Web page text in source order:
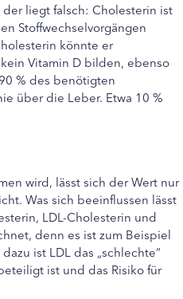
liegt falsch: Cholesterin ist
Stoffwechselvorgängen
könnte er
Vitamin D bilden, ebenso
% des benötigten
über die Leber. Etwa 10 %
wird, lässt sich der Wert nur
Was sich beeinflussen lässt
LDL-Cholesterin und
denn es ist zum Beispiel
ist LDL das „schlechte“
ist und das Risiko für